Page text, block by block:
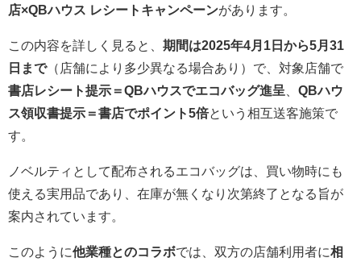
店×QBハウス レシートキャンペーンがあります。
この内容を詳しく見ると、 期間は2025年4月1日から5月31
日まで（店舗により多少異なる場合あり）で、対象店舗で
書店レシート提示＝QBハウスでエコバッグ進呈
QBハウ
ス領収書提示＝書店でポイント5倍という相互送客施策で
す。
ノベルティとして配布されるエコバッグは、買い物時にも
使える実用品であり、在庫が無くなり次第終了となる旨が
案内されています。
このように他業種とのコラボでは、双方の店舗利用者に相